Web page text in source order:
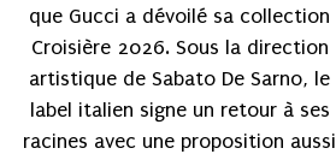
que Gucci a dévoilé sa collection
Croisière 2026. Sous la direction
artistique de Sabato De Sarno, le
label italien signe un retour à ses
racines avec une proposition aussi